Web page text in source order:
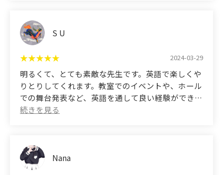
した。
一番感動したのは、発表会本番で力を発揮できなか
った生徒さんに対して一番心を寄せていらした先生
の対応でした。
(Translated by Google)
I went to see a presentation once.
The expressions on the students' faces, the
volume of their voices, their pronunciation, the
truly amazing, and I'm sure they'll be able to add
English to their everyday lessons, as well as ways to
S U
2024-03-29
明るくて、とても素敵な先生です。英語で楽しくや
りとりしてくれます。教室でのイベントや、ホール
での舞台発表など、英語を通して良い経験ができて
います。
The teacher is cheerful and very nice. He
communicates with us in a fun way in English. We
have had many good experiences through English,
Nana